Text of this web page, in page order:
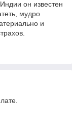
он известен
мудро
и